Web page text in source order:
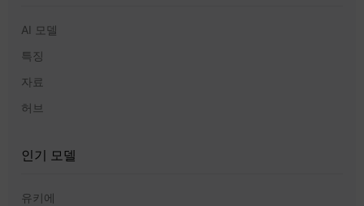
AI 모델
특징
자료
허브
인기 모델
유키에